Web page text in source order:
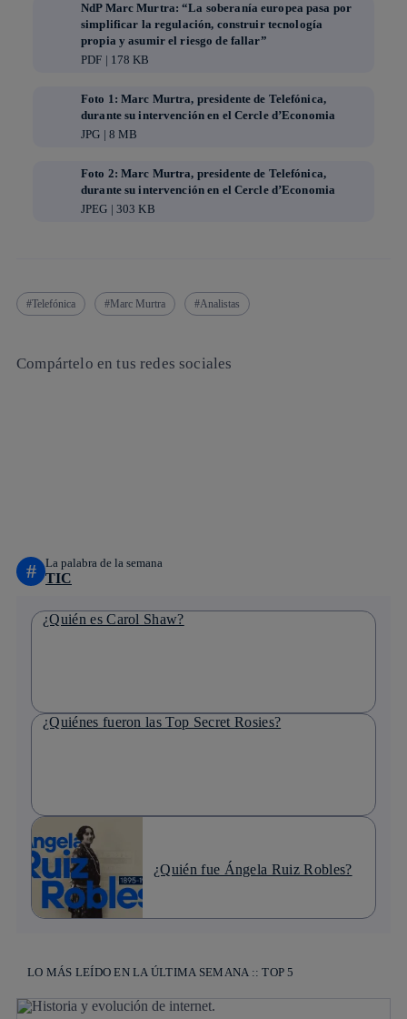
NdP Marc Murtra: “La soberanía europea pasa por
simplificar la regulación, construir tecnología
propia y asumir el riesgo de fallar”
PDF | 178 KB
Foto 1: Marc Murtra, presidente de Telefónica,
durante su intervención en el Cercle d’Economia
JPG | 8 MB
Foto 2: Marc Murtra, presidente de Telefónica,
durante su intervención en el Cercle d’Economia
JPEG | 303 KB
Telefónica Marc Murtra Analistas
Compártelo en tus redes sociales
# La palabra de la semana
TIC
¿Quién es Carol Shaw?
¿Quiénes fueron las Top Secret Rosies?
¿Quién fue Ángela Ruiz Robles?
LO MÁS LEÍDO EN LA ÚLTIMA SEMANA :: TOP 5